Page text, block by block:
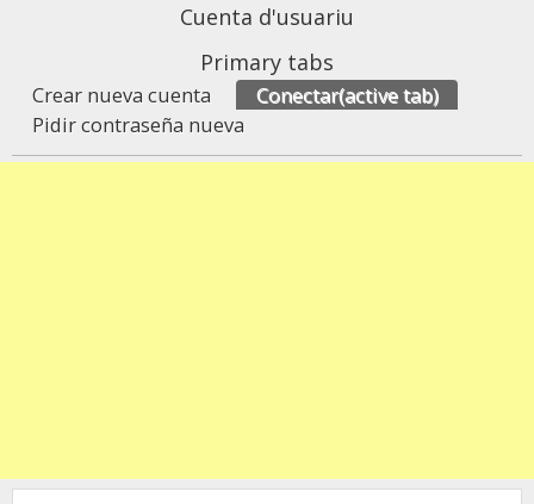
Cuenta d'usuariu
Primary tabs
Crear nueva cuenta Conectar(active tab)
Pidir contraseña nueva